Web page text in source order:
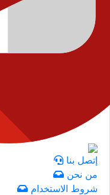
إتصل بنا
من نحن
شروط الاستخدام